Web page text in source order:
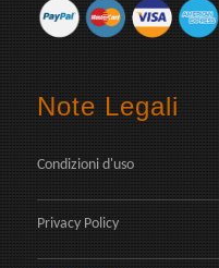
Note Legali
Condizioni d'uso
Privacy Policy